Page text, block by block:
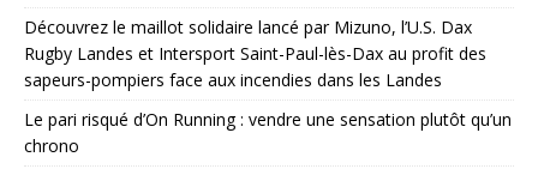
Découvrez le maillot solidaire lancé par Mizuno, l’U.S. Dax
Rugby Landes et Intersport Saint-Paul-lès-Dax au profit des
sapeurs-pompiers face aux incendies dans les Landes
Le pari risqué d’On Running : vendre une sensation plutôt qu’un
chrono